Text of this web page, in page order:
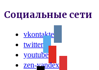
Социальные сети
vkontakte
twitter
youtube
zen-yandex